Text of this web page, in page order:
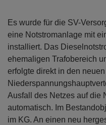
Es wurde für die SV-
eine Notstromanlage mit
installiert. Das
ehemaligen Trafobereich
erfolgte direkt in den neuen
Ausfall des Netzes auf die
automatisch. Im
im KG. An einen neu